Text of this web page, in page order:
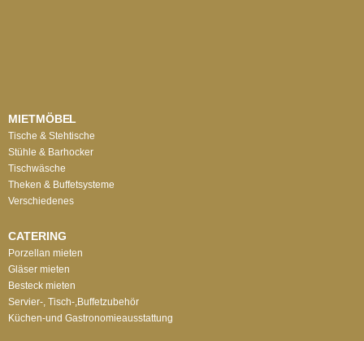
MIETMÖBEL
Tische & Stehtische
Stühle & Barhocker
Tischwäsche
Theken & Buffetsysteme
Verschiedenes
CATERING
Porzellan mieten
Gläser mieten
Besteck mieten
Servier-, Tisch-,Buffetzubehör
Küchen-und Gastronomieausstattung